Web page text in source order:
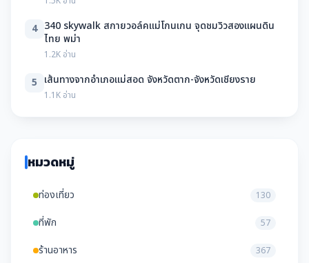
4 340 skywalk สกายวอล์คแม่โกนเกน จุดชมวิวสองแผนดิน
ไทย พม่า
1.2K อ่าน
5 เส้นทางจากอำเภอแม่สอด จังหวัดตาก-จังหวัดเชียงราย
1.1K อ่าน
หมวดหมู่
ท่องเที่ยว 130
ที่พัก 57
ร้านอาหาร 367